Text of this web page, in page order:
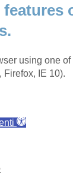
using one
Firefox, IE 10).